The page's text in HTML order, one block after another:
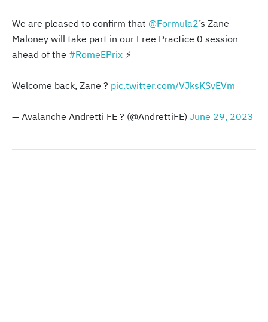
We are pleased to confirm that @Formula2’s Zane
Maloney will take part in our Free Practice 0 session
ahead of the #RomeEPrix ⚡️
Welcome back, Zane ? pic.twitter.com/VJksKSvEVm
— Avalanche Andretti FE ? (@AndrettiFE) June 29, 2023